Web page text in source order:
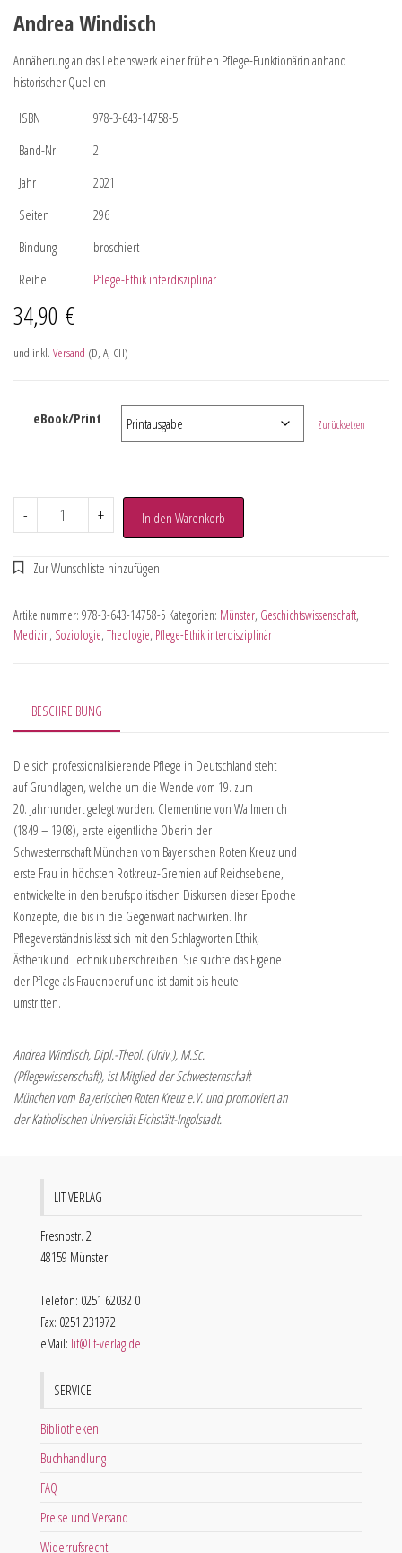
Andrea Windisch
Annäherung an das Lebenswerk einer frühen Pflege-Funktionärin anhand
historischer Quellen
ISBN
978-3-643-14758-5
Band-Nr.
2
Jahr
2021
Seiten
296
Bindung
broschiert
Reihe
Pflege-Ethik interdisziplinär
34,90 €
und inkl. Versand (D, A, CH)
eBook/Print Zurücksetzen
- + In den Warenkorb
Artikelnummer: 978-3-643-14758-5 Kategorien: Münster, Geschichtswissenschaft,
Medizin, Soziologie, Theologie, Pflege-Ethik interdisziplinär
BESCHREIBUNG
Die sich professionalisierende Pflege in Deutschland steht
auf Grundlagen, welche um die Wende vom 19. zum
20. Jahrhundert gelegt wurden. Clementine von Wallmenich
(1849 – 1908), erste eigentliche Oberin der
Schwesternschaft München vom Bayerischen Roten Kreuz und
erste Frau in höchsten Rotkreuz-Gremien auf Reichsebene,
entwickelte in den berufspolitischen Diskursen dieser Epoche
Konzepte, die bis in die Gegenwart nachwirken. Ihr
Pflegeverständnis lässt sich mit den Schlagworten Ethik,
Ästhetik und Technik überschreiben. Sie suchte das Eigene
der Pflege als Frauenberuf und ist damit bis heute
umstritten.
Andrea Windisch, Dipl.-Theol. (Univ.), M.Sc.
(Pflegewissenschaft), ist Mitglied der Schwesternschaft
München vom Bayerischen Roten Kreuz e.V. und promoviert an
der Katholischen Universität Eichstätt-Ingolstadt.
LIT VERLAG
Fresnostr. 2
48159 Münster
Telefon: 0251 62032 0
Fax: 0251 231972
eMail: lit@lit-verlag.de
SERVICE
Bibliotheken
Buchhandlung
FAQ
Preise und Versand
Widerrufsrecht